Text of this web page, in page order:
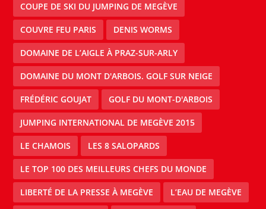
COUPE DE SKI DU JUMPING DE MEGÈVE
COUVRE FEU PARIS DENIS WORMS
DOMAINE DE L’AIGLE À PRAZ-SUR-ARLY
DOMAINE DU MONT D'ARBOIS. GOLF SUR NEIGE
FRÉDÉRIC GOUJAT GOLF DU MONT-D'ARBOIS
JUMPING INTERNATIONAL DE MEGÈVE 2015
LE CHAMOIS LES 8 SALOPARDS
LE TOP 100 DES MEILLEURS CHEFS DU MONDE
LIBERTÉ DE LA PRESSE À MEGÈVE L’EAU DE MEGÈVE